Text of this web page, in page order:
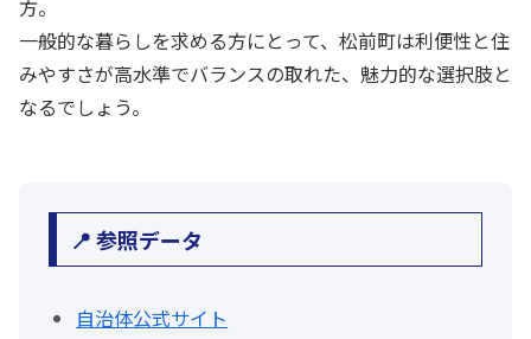
方。
一般的な暮らしを求める方にとって、松前町は利便性と住
みやすさが高水準でバランスの取れた、魅力的な選択肢と
なるでしょう。
📍 参照データ
自治体公式サイト